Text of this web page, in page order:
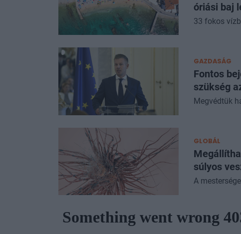
óriási baj
33 fokos
GAZDASÁG
Fontos
szükség
Megvédtük
GLOBÁL
súlyos
A